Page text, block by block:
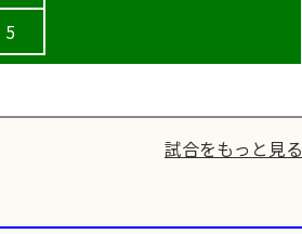
5
試合をもっと見る